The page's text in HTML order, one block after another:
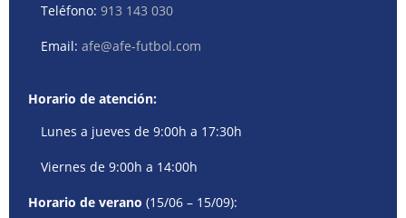
Teléfono:913 143 030
Email:afe@afe-futbol.com
Horario de atención:
Lunes a jueves de 9:00h a 17:30h
Viernes de 9:00h a 14:00h
Horario de verano (15/06 – 15/09):